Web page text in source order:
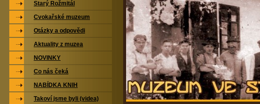
Starý Rožmitál
Cvokařské muzeum
Otázky a odpovědi
Aktuality z muzea
NOVINKY
Co nás čeká
NABÍDKA KNIH
Takoví jsme byli (videa)